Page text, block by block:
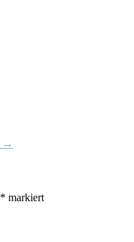
→
* markiert